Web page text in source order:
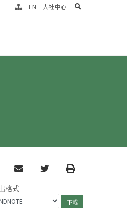
EN 人社中心 search
email TwitterPrint
格式